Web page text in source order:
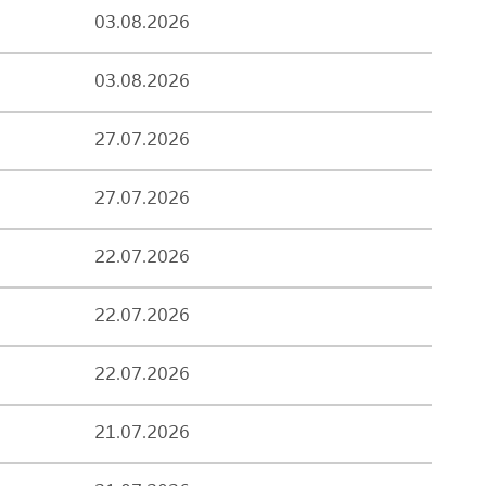
03.08.2026
03.08.2026
27.07.2026
27.07.2026
22.07.2026
22.07.2026
22.07.2026
21.07.2026